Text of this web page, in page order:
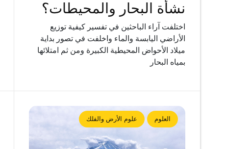
نشأة البحار والمحيطات؟
اختلفت آراء الباحثين في تفسير كيفية توزيع
الأراضي اليابسة والماء واخلفت في تصور بداية
ميلاد الأحواض المحيطية الكبيرة ومن ثم امتلائها
بمياه البحار
العلوم علوم الأرض والفلك